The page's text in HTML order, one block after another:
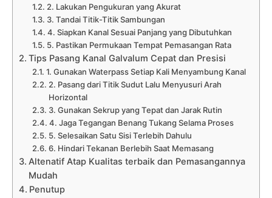
2. Lakukan Pengukuran yang Akurat
3. Tandai Titik-Titik Sambungan
4. Siapkan Kanal Sesuai Panjang yang Dibutuhkan
5. Pastikan Permukaan Tempat Pemasangan Rata
Tips Pasang Kanal Galvalum Cepat dan Presisi
1. Gunakan Waterpass Setiap Kali Menyambung Kanal
2. Pasang dari Titik Sudut Lalu Menyusuri Arah
Horizontal
3. Gunakan Sekrup yang Tepat dan Jarak Rutin
4. Jaga Tegangan Benang Tukang Selama Proses
5. Selesaikan Satu Sisi Terlebih Dahulu
6. Hindari Tekanan Berlebih Saat Memasang
Altenatif Atap Kualitas terbaik dan Pemasangannya
Mudah
Penutup